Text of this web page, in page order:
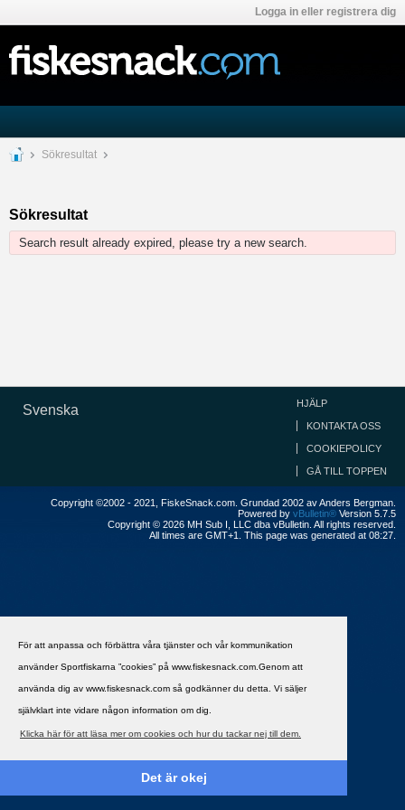
För att anpassa och förbättra våra tjänster och vår kommunikation
använder Sportfiskarna ”cookies” på www.fiskesnack.com.Genom att
använda dig av www.fiskesnack.com så godkänner du detta. Vi säljer
självklart inte vidare någon information om dig.
Klicka här för att läsa mer om cookies och hur du tackar nej till dem.
Det är okej
Logga in eller registrera dig
Sökresultat
Sökresultat
Search result already expired, please try a new search.
Svenska HJÄLP
KONTAKTA OSS
COOKIEPOLICY
GÅ TILL TOPPEN
Copyright ©2002 - 2021, FiskeSnack.com. Grundad 2002 av Anders Bergman.
Powered by vBulletin® Version 5.7.5
Copyright © 2026 MH Sub I, LLC dba vBulletin. All rights reserved.
All times are GMT+1. This page was generated at 08:27.